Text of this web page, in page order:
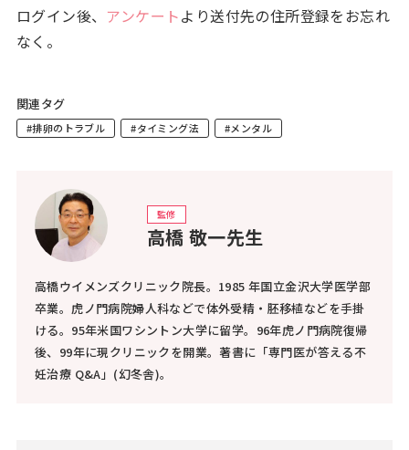
ログイン後、 アンケートより送付先の住所登録をお忘れ
なく。
関連タグ
#排卵のトラブル #タイミング法 #メンタル
監修
高橋 敬一先生
高橋ウイメンズクリニック院長。1985 年国立金沢大学医学部
卒業。虎ノ門病院婦人科などで体外受精・胚移植などを手掛
ける。95年米国ワシントン大学に留学。96年虎ノ門病院復帰
後、99年に現クリニックを開業。著書に「専門医が答える不
妊治療 Q&A」(幻冬舎)。